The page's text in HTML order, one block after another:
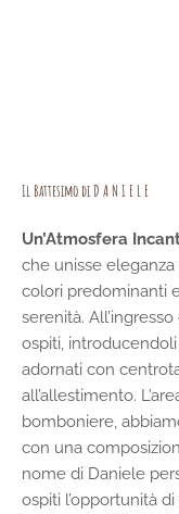
Il Battesimo di D A N I E L E
Un’Atmosfera
che unisse
colori predominanti
serenità.
ospiti,
adornati con
all’allestimento.
bomboniere,
con una
nome di Daniele
ospiti l’opportunità